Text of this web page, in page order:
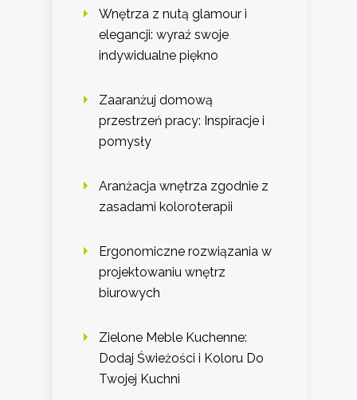
Wnętrza z nutą glamour i
elegancji: wyraź swoje
indywidualne piękno
Zaaranżuj domową
przestrzeń pracy: Inspiracje i
pomysły
Aranżacja wnętrza zgodnie z
zasadami koloroterapii
Ergonomiczne rozwiązania w
projektowaniu wnętrz
biurowych
Zielone Meble Kuchenne:
Dodaj Świeżości i Koloru Do
Twojej Kuchni